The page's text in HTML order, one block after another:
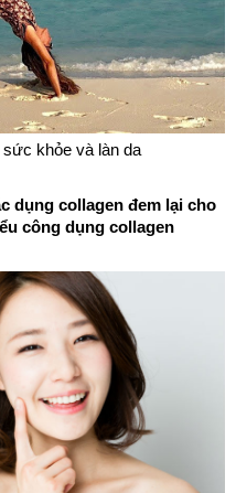
khỏe và làn da
dụng collagen đem lại cho
công dụng collagen